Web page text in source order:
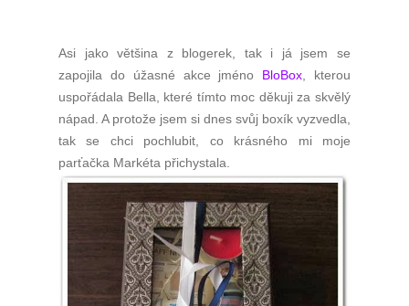
Asi jako většina z blogerek, tak i já jsem se
zapojila do úžasné akce jméno BloBox, kterou
uspořádala Bella, které tímto moc děkuji za skvělý
nápad. A protože jsem si dnes svůj boxík vyzvedla,
tak se chci pochlubit, co krásného mi moje
parťačka Markéta přichystala.